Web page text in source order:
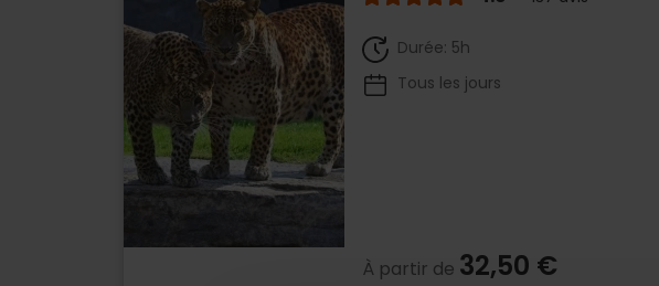
Durée: 5h
Tous les jours
À partir de 32,50 €